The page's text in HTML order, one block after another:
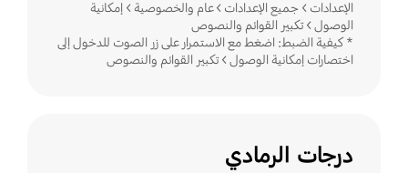
الإعدادات > جميع الإعدادات > عام والخصوصية > إمكانية
الوصول > تكبير القوائم والنصوص
* كيفية الضبط: اضغط مع الاستمرار على زر الصوت للدخول إلى
اختصارات إمكانية الوصول > تكبير القوائم والنصوص
درجات الرمادي